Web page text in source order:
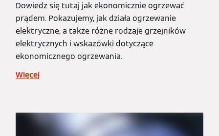
Dowiedz się tutaj jak ekonomicznie ogrzewać
prądem. Pokazujemy, jak działa ogrzewanie
elektryczne, a także różne rodzaje grzejników
elektrycznych i wskazówki dotyczące
ekonomicznego ogrzewania.
Więcej